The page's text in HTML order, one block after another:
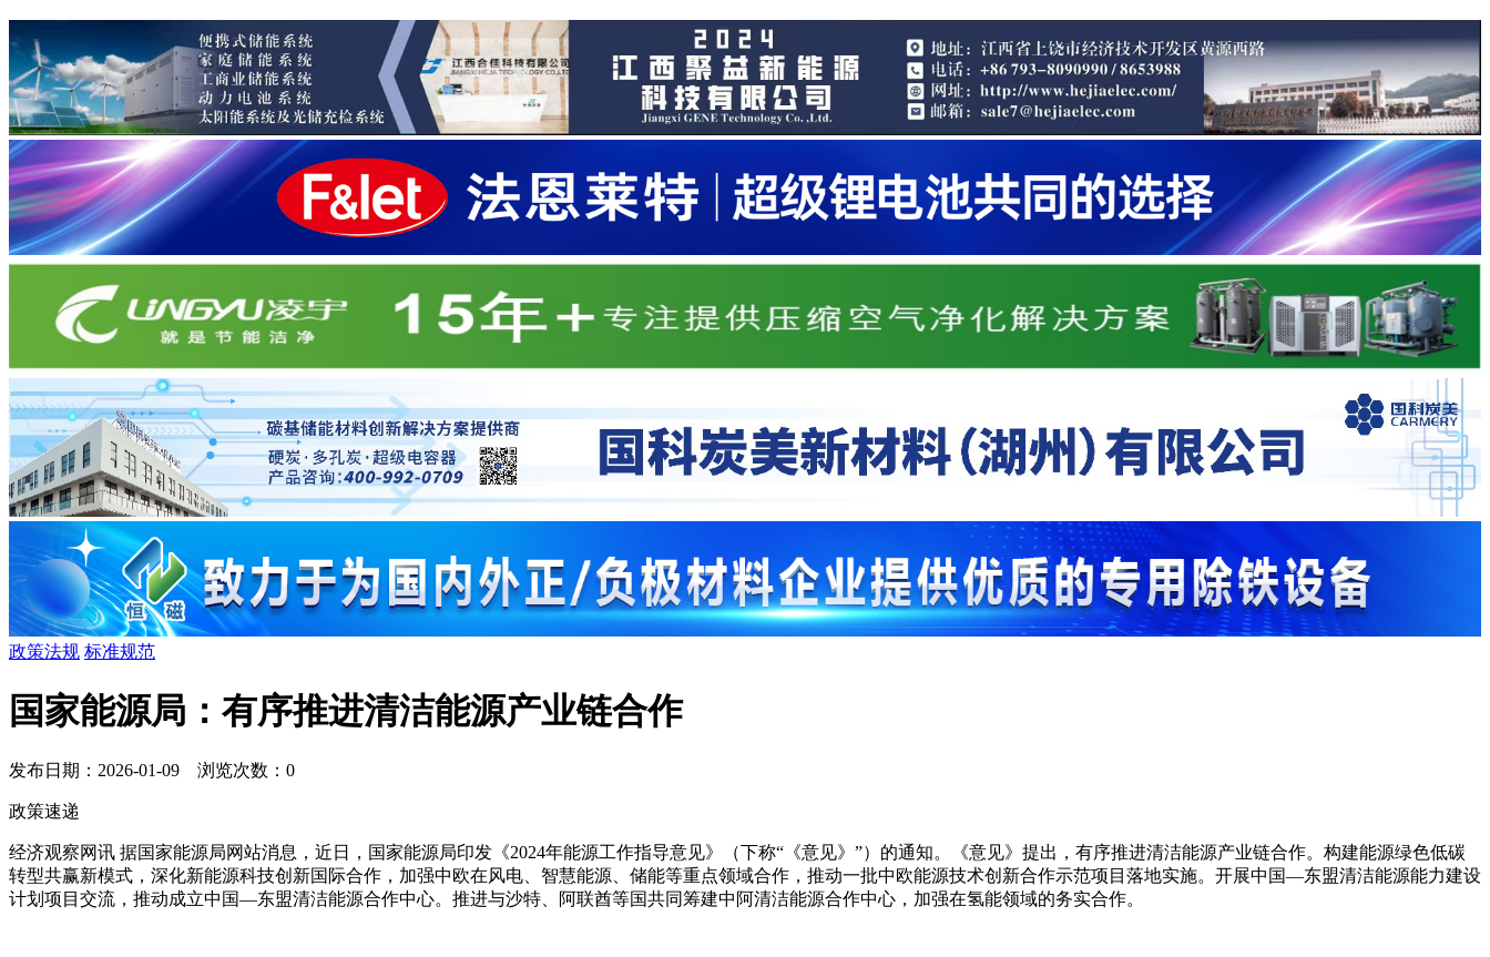
政策法规 标准规范
国家能源局：有序推进清洁能源产业链合作
发布日期：2026-01-09 浏览次数： 0
政策速递
经济观察网讯 据国家能源局网站消息，近日，国家能源局印发《2024年能源工作指导意见》（下称“《意见》”）的通知。《意见》提出，有序推进清洁能源产业链合作。构建能源绿色低碳
转型共赢新模式，深化新能源科技创新国际合作，加强中欧在风电、智慧能源、储能等重点领域合作，推动一批中欧能源技术创新合作示范项目落地实施。开展中国―东盟清洁能源能力建设
计划项目交流，推动成立中国―东盟清洁能源合作中心。推进与沙特、阿联酋等国共同筹建中阿清洁能源合作中心，加强在氢能领域的务实合作。